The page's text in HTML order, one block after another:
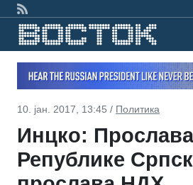
10. јан. 2017, 13:45 / Политика
Инцко:
Републике